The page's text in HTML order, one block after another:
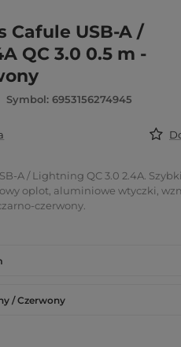
Cafule USB-A /
QC 3.0 0.5 m -
Symbol: 6953156274945
A / Lightning QC 3.0 2.4A.
oplot, aluminiowe wtyczki,
czerwony.
/ Czerwony